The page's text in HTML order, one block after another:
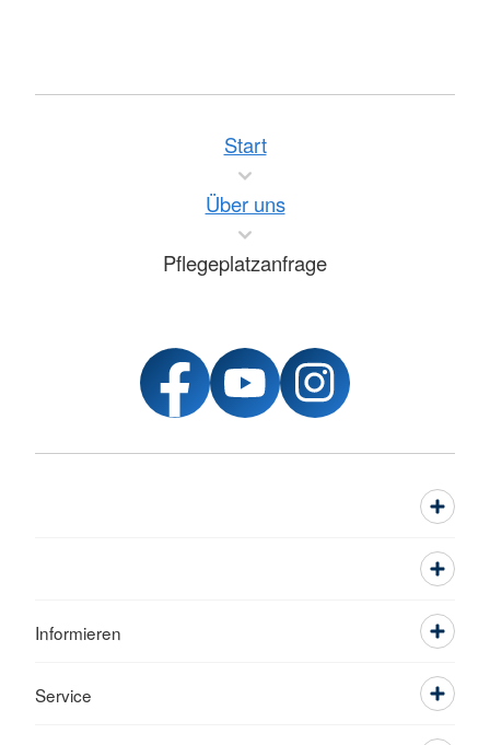
Start
Über uns
Pflegeplatzanfrage
Informieren
Service